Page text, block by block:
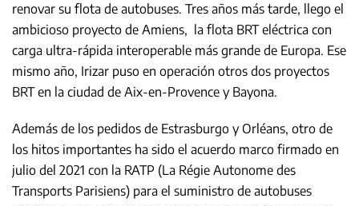
renovar su flota de autobuses. Tres años más tarde, llego el
ambicioso proyecto de Amiens, la flota BRT eléctrica con
carga ultra-rápida interoperable más grande de Europa. Ese
mismo año, Irizar puso en operación otros dos proyectos
BRT en la ciudad de Aix-en-Provence y Bayona.
Además de los pedidos de Estrasburgo y Orléans, otro de
los hitos importantes ha sido el acuerdo marco firmado en
julio del 2021 con la RATP (La Régie Autonome des
Transports Parisiens) para el suministro de autobuses